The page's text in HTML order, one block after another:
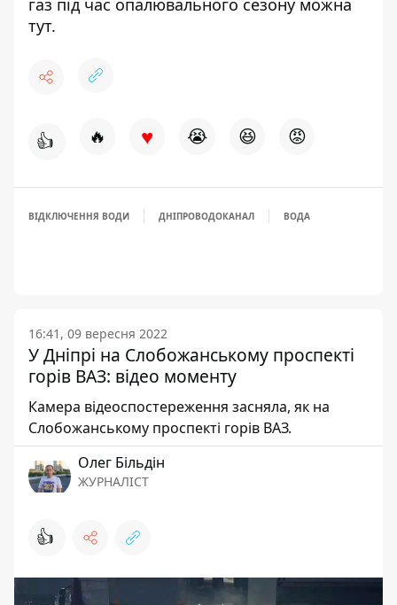
газ під час опалювального сезону можна
тут.
👍 🔥 ♥ 😭 😆 😡
ВІДКЛЮЧЕННЯ ВОДИ ДНІПРОВОДОКАНАЛ ВОДА
16:41, 09 вересня 2022
У Дніпрі на Слобожанському проспекті
горів ВАЗ: відео моменту
Камера відеоспостереження засняла, як на
Слобожанському проспекті горів ВАЗ.
Олег Більдін
ЖУРНАЛІСТ
👍